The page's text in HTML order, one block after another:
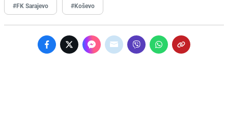
#FK Sarajevo #Koševo